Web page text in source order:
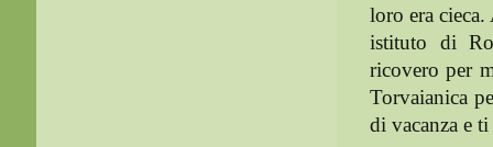
loro era
istituto di
ricovero per
Torvaianica
di vacanza e